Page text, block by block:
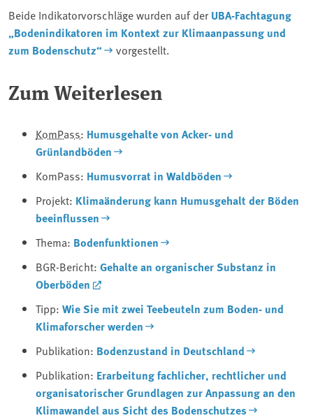
Beide Indikatorvorschläge wurden auf derUBA-Fachtagung
„Bodenindikatoren im Kontext zur Klimaanpassung und
zum Bodenschutz“
vorgestellt.
Zum Weiterlesen
KomPass: Humusgehalte von Acker- und
Grünlandböden
KomPass: Humusvorrat in Waldböden
Projekt: Klimaänderung kann Humusgehalt der Böden
beeinflussen
Thema: Bodenfunktionen
BGR-Bericht:Gehalte an organischer Substanz in
Oberböden
Tipp:Wie Sie mit zwei Teebeuteln zum Boden- und
Klimaforscher werden
Publikation: Bodenzustand in Deutschland
Publikation: Erarbeitung fachlicher, rechtlicher und
organisatorischer Grundlagen zur Anpassung an den
Klimawandel aus Sicht des Bodenschutzes